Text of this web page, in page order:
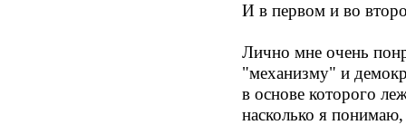
И в первом и во
Лично мне очень
"механизму" и
в основе которого
насколько я